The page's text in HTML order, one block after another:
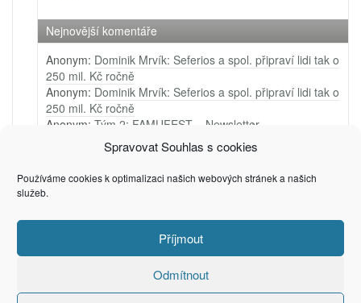
Spravovat Souhlas s cookies
Používáme cookies k optimalizaci našich webových stránek a našich
služeb.
Příjmout
Odmítnout
Nejnovější komentáře
Anonym: Dominik Mrvík: Seferios a spol. připraví lidi tak o
250 mil. Kč ročně
Anonym: Dominik Mrvík: Seferios a spol. připraví lidi tak o
250 mil. Kč ročně
Anonym: Tým 2: FAMUFEST – Newsletter
Tým 1: Ji.hlava – Newsletter
Tým 4: Very Merry Arts – PR video
Petr Zámečník
Privacy & Cookies: This site uses cookies. By continuing to use this
website, you agree to their use.
To find out more, including how to control cookies, see here: